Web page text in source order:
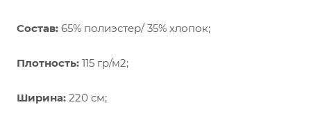
Состав: 65% полиэстер/ 35% хлопок;
Плотность: 115 гр/м2;
Ширина: 220 см;